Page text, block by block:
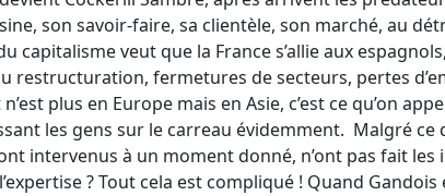
son savoir-faire, sa clientèle, son marché, au
capitalisme veut que la France s’allie aux
restructuration, fermetures de secteurs, pertes
plus en Europe mais en Asie, c’est ce qu’on
les gens sur le carreau évidemment. Malgré ce
intervenus à un moment donné, n’ont pas fait les
? Tout cela est compliqué ! Quand